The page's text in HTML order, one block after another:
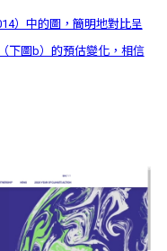
）中的圖，簡明地對比呈
下圖b）的預估變化，相信